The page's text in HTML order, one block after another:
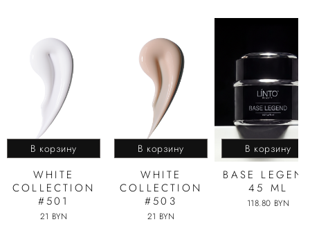
В корзину
WHITE
COLLECTION
#501
21 BYN
В корзину
WHITE
COLLECTION
#503
21 BYN
В корзину
BASE
45 ML
118.80 BYN